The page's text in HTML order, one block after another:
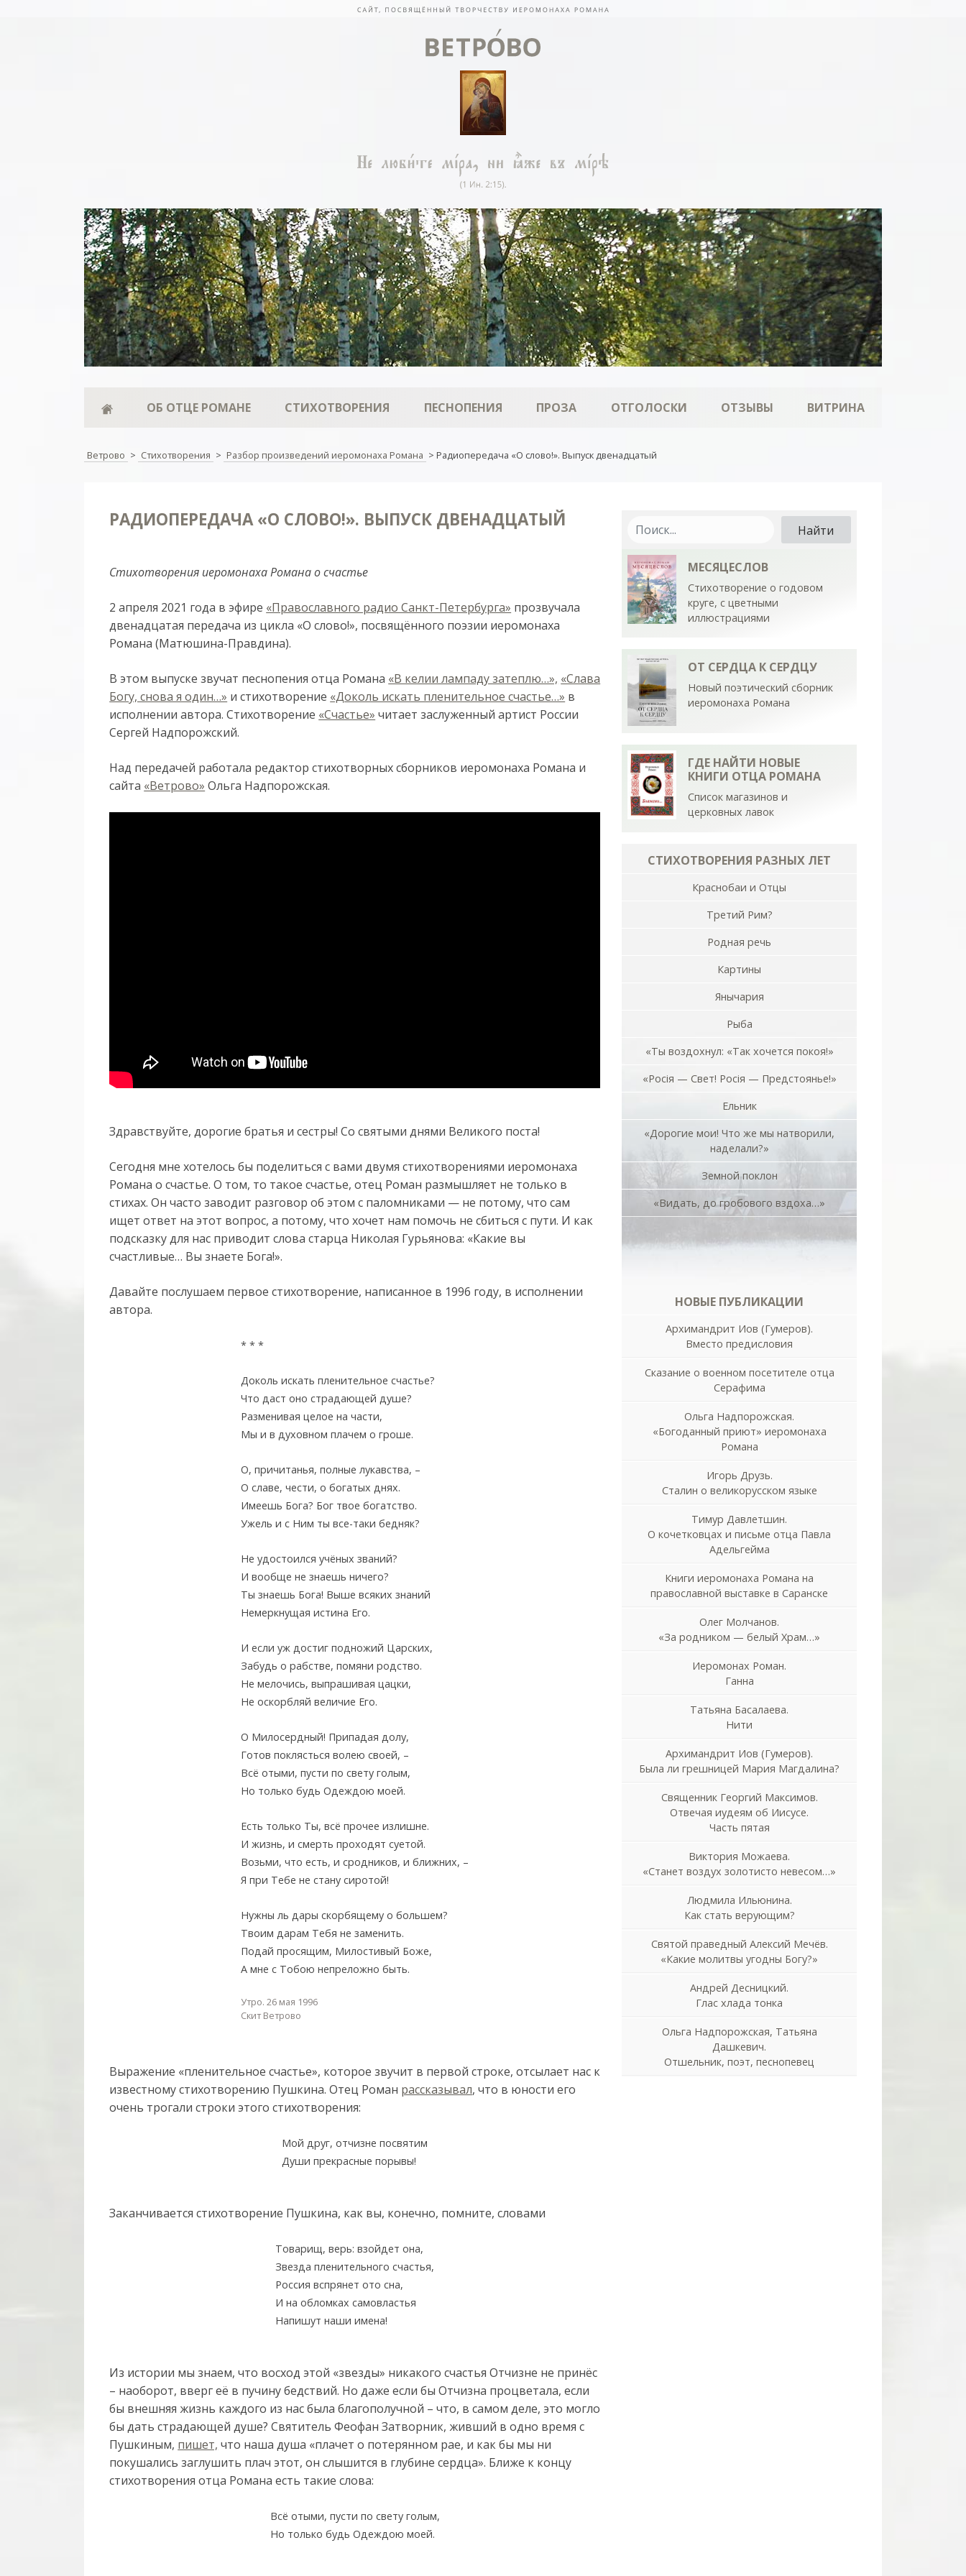
ОБ ОТЦЕ РОМАНЕ СТИХОТВОРЕНИЯ ПЕСНОПЕНИЯ ПРОЗА ОТГОЛОСКИ ОТЗЫВЫ ВИТРИНА
Ветрово > Стихотворения > Разбор произведений иеромонаха Романа > Радиопередача «О слово!». Выпуск двенадцатый
РАДИОПЕРЕДАЧА «О СЛОВО!». ВЫПУСК ДВЕНАДЦАТЫЙ
Стихотворения иеромонаха Романа о счастье
2 апреля 2021 года в эфире «Православного радио Санкт-Петербурга» прозвучала
двенадцатая передача из цикла «О слово!», посвящённого поэзии иеромонаха
Романа (Матюшина-Правдина).
В этом выпуске звучат песнопения отца Романа «В келии лампаду затеплю…», «Слава
Богу, снова я один…» и стихотворение «Доколь искать пленительное счастье…» в
исполнении автора. Стихотворение «Счастье» читает заслуженный артист России
Сергей Надпорожский.
Над передачей работала редактор стихотворных сборников иеромонаха Романа и
сайта «Ветрово» Ольга Надпорожская.
Здравствуйте, дорогие братья и сестры! Со святыми днями Великого поста!
Сегодня мне хотелось бы поделиться с вами двумя стихотворениями иеромонаха
Романа о счастье. О том, то такое счастье, отец Роман размышляет не только в
стихах. Он часто заводит разговор об этом с паломниками — не потому, что сам
ищет ответ на этот вопрос, а потому, что хочет нам помочь не сбиться с пути. И как
подсказку для нас приводит слова старца Николая Гурьянова: «Какие вы
счастливые… Вы знаете Бога!».
Давайте послушаем первое стихотворение, написанное в 1996 году, в исполнении
автора.
* * *
Доколь искать пленительное счастье?
Что даст оно страдающей душе?
Разменивая целое на части,
Мы и в духовном плачем о гроше.
О, причитанья, полные лукавства, –
О славе, чести, о богатых днях.
Имеешь Бога? Бог твое богатство.
Ужель и с Ним ты все-таки бедняк?
Не удостоился учёных званий?
И вообще не знаешь ничего?
Ты знаешь Бога! Выше всяких знаний
Немеркнущая истина Его.
И если уж достиг подножий Царских,
Забудь о рабстве, помяни родство.
Не мелочись, выпрашивая цацки,
Не оскорбляй величие Его.
О Милосердный! Припадая долу,
Готов поклясться волею своей, –
Всё отыми, пусти по свету голым,
Но только будь Одеждою моей.
Есть только Ты, всё прочее излишне.
И жизнь, и смерть проходят суетой.
Возьми, что есть, и сродников, и ближних, –
Я при Тебе не стану сиротой!
Нужны ль дары скорбящему о большем?
Твоим дарам Тебя не заменить.
Подай просящим, Милостивый Боже,
А мне с Тобою непреложно быть.
Утро. 26 мая 1996
Скит Ветрово
Выражение «пленительное счастье», которое звучит в первой строке, отсылает нас к
известному стихотворению Пушкина. Отец Роман рассказывал, что в юности его
очень трогали строки этого стихотворения:
Мой друг, отчизне посвятим
Души прекрасные порывы!
Заканчивается стихотворение Пушкина, как вы, конечно, помните, словами
Товарищ, верь: взойдет она,
Звезда пленительного счастья,
Россия вспрянет ото сна,
И на обломках самовластья
Напишут наши имена!
Из истории мы знаем, что восход этой «звезды» никакого счастья Отчизне не принёс
– наоборот, вверг её в пучину бедствий. Но даже если бы Отчизна процветала, если
бы внешняя жизнь каждого из нас была благополучной – что, в самом деле, это могло
бы дать страдающей душе? Святитель Феофан Затворник, живший в одно время с
Пушкиным, пишет, что наша душа «плачет о потерянном рае, и как бы мы ни
покушались заглушить плач этот, он слышится в глубине сердца». Ближе к концу
стихотворения отца Романа есть такие слова:
Всё отыми, пусти по свету голым,
Но только будь Одеждою моей.
МЕСЯЦЕСЛОВ
Стихотворение о годовом
круге, с цветными
иллюстрациями
ОТ СЕРДЦА К СЕРДЦУ
Новый поэтический сборник
иеромонаха Романа
ГДЕ НАЙТИ НОВЫЕ
КНИГИ ОТЦА РОМАНА
Список магазинов и
церковных лавок
СТИХОТВОРЕНИЯ РАЗНЫХ ЛЕТ
Краснобаи и Отцы
Третий Рим?
Родная речь
Картины
Янычария
Рыба
«Ты воздохнул: «Так хочется покоя!»
«Росiя — Свет! Росiя — Предстоянье!»
Ельник
«Дорогие мои! Что же мы натворили,
наделали?»
Земной поклон
«Видать, до гробового вздоха…»
НОВЫЕ ПУБЛИКАЦИИ
Архимандрит Иов (Гумеров).
Вместо предисловия
Сказание о военном посетителе отца
Серафима
Ольга Надпорожская.
«Богоданный приют» иеромонаха
Романа
Игорь Друзь.
Сталин о великорусском языке
Тимур Давлетшин.
О кочетковцах и письме отца Павла
Адельгейма
Книги иеромонаха Романа на
православной выставке в Саранске
Олег Молчанов.
«За родником — белый Храм…»
Иеромонах Роман.
Ганна
Татьяна Басалаева.
Нити
Архимандрит Иов (Гумеров).
Была ли грешницей Мария Магдалина?
Священник Георгий Максимов.
Отвечая иудеям об Иисусе.
Часть пятая
Виктория Можаева.
«Станет воздух золотисто невесом…»
Людмила Ильюнина.
Как стать верующим?
Святой праведный Алексий Мечёв.
«Какие молитвы угодны Богу?»
Андрей Десницкий.
Глас хлада тонка
Ольга Надпорожская, Татьяна
Дашкевич.
Отшельник, поэт, песнопевец